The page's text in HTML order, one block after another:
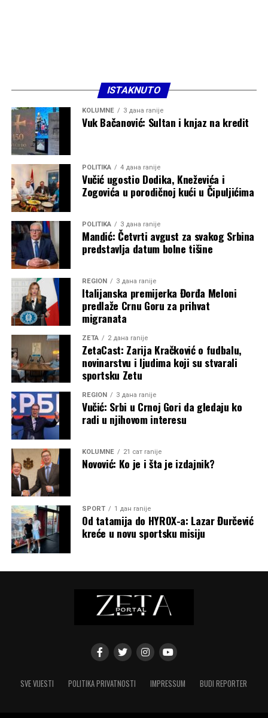
ISTAKNUTO
KOLUMNE 3 дана ranije
Vuk Bačanović: Sultan i knjaz na kredit
POLITIKA 4 дана ranije
Vučić ugostio Dodika, Kneževića i
Zogovića u porodičnoj kući u Čipuljićima
POLITIKA 3 дана ranije
Mandić: Četvrti avgust za svakog Srbina
predstavlja datum bolne tišine
REGION 3 дана ranije
Italijanska premijerka Đorđa Meloni
predlaže Crnu Goru za prihvat
migranata
ZETA 2 дана ranije
ZetaCast: Zarija Kračković o fudbalu,
novinarstvu i ljudima koji su stvarali
sportsku Zetu
REGION 3 дана ranije
Vučić: Srbi u Crnoj Gori da gledaju ko
radi u njihovom interesu
KOLUMNE 21 сат ranije
Novović: Ko je i šta je izdajnik?
SPORT 1 дан ranije
Od tatamija do HYROX-a: Lazar Đurčević
kreće u novu sportsku misiju
SVE VIJESTI POLITIKA PRIVATNOSTI IMPRESSUM BUDI REPORTER